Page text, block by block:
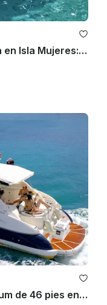
Catamarán privado en Cancún en Isla Mujeres: bar abierto, almuerzo para bucear y diversión
Alquiler de yate privado premium de 46 pies en Cancún